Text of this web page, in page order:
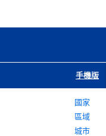
手機版
國家
區域
城市